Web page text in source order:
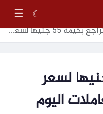
☾
☰
55 جنيها لسعر جرام 21 بنهاية تعاملات اليوم الأربعاء 3-6-2026
بقيمة 55 جنيها لسعر
تعاملات اليوم